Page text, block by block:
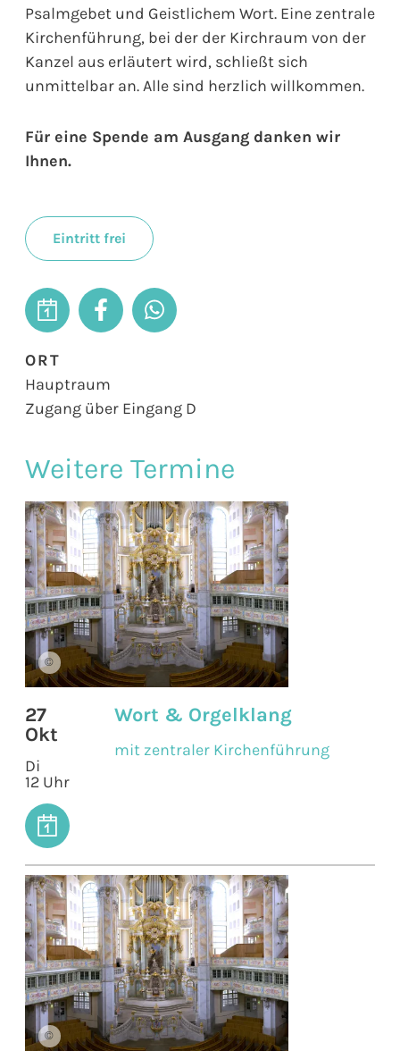
Psalmgebet und Geistlichem Wort. Eine zentrale
Kirchenführung, bei der der Kirchraum von der
Kanzel aus erläutert wird, schließt sich
unmittelbar an. Alle sind herzlich willkommen.
Für eine Spende am Ausgang danken wir
Ihnen.
Eintritt frei
ORT
Hauptraum
Zugang über Eingang D
Weitere Termine
©
27
Okt
Di
12 Uhr
Wort & Orgelklang
mit zentraler Kirchenführung
©